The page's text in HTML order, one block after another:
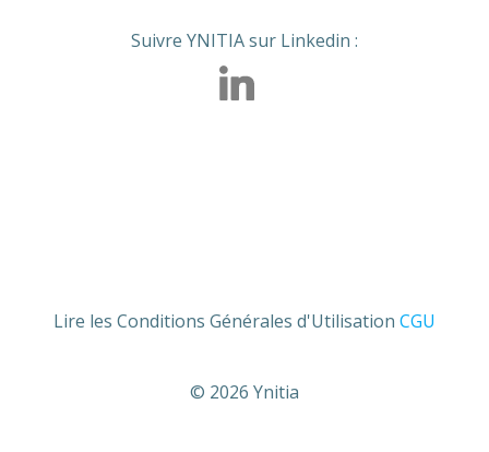
Suivre YNITIA sur Linkedin :
Lire les Conditions Générales d'Utilisation CGU
© 2026 Ynitia